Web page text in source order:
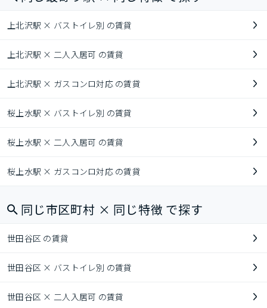
上北沢駅 × バストイレ別 の賃貸
上北沢駅 × 二人入居可 の賃貸
上北沢駅 × ガスコンロ対応 の賃貸
桜上水駅 × バストイレ別 の賃貸
桜上水駅 × 二人入居可 の賃貸
桜上水駅 × ガスコンロ対応 の賃貸
同じ市区町村 × 同じ特徴 で探す
世田谷区 の賃貸
世田谷区 × バストイレ別 の賃貸
世田谷区 × 二人入居可 の賃貸